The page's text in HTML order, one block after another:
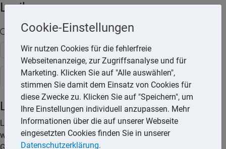
Lexika
Volltext-Suche in den Lexika
Suchen
Steuerlexikon
Liebhaberei
Liebhaberei wird von der Finanzverwaltung angenommen,
wenn der Steuerpflichtige eine Tätigkeit ohne
Cookie-Einstellungen
Wir nutzen Cookies für die fehlerfreie
Webseitenanzeige, zur Zugriffsanalyse und für
Marketing. Klicken Sie auf "Alle auswählen",
stimmen Sie damit dem Einsatz von Cookies für
diese Zwecke zu. Klicken Sie auf "Speichern", um
Ihre Einstellungen individuell anzupassen. Mehr
Informationen über die auf unserer Webseite
eingesetzten Cookies finden Sie in unserer
Datenschutzerklärung.